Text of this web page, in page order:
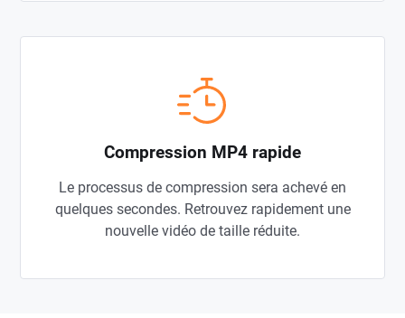
Compression MP4 rapide
Le processus de compression sera achevé en
quelques secondes. Retrouvez rapidement une
nouvelle vidéo de taille réduite.